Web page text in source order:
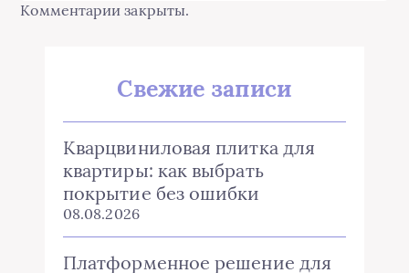
Комментарии закрыты.
Свежие записи
Кварцвиниловая плитка для
квартиры: как выбрать
покрытие без ошибки
08.08.2026
Платформенное решение для